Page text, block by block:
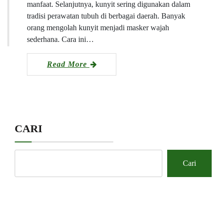
manfaat. Selanjutnya, kunyit sering digunakan dalam
tradisi perawatan tubuh di berbagai daerah. Banyak
orang mengolah kunyit menjadi masker wajah
sederhana. Cara ini…
Read More
CARI
Cari